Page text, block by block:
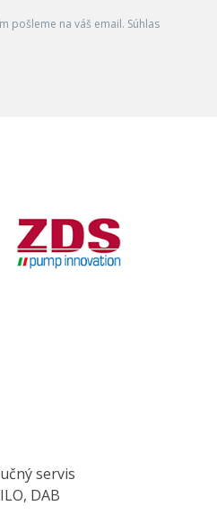
pošleme na váš email. Súhlas
servis
DAB